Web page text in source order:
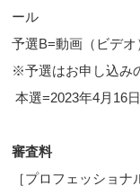
ール
予選B=動画（ビデオ
※予選はお申し込み
本選=2023年4月16
審査料
［プロフェッショ